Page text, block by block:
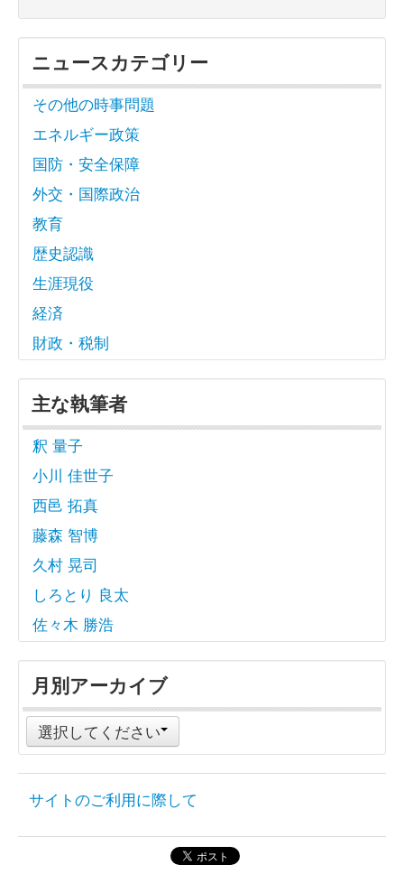
ニュースカテゴリー
その他の時事問題
エネルギー政策
国防・安全保障
外交・国際政治
教育
歴史認識
生涯現役
経済
財政・税制
主な執筆者
釈 量子
小川 佳世子
西邑 拓真
藤森 智博
久村 晃司
しろとり 良太
佐々木 勝浩
月別アーカイブ
選択してください
サイトのご利用に際して